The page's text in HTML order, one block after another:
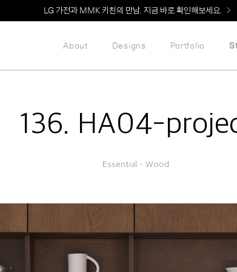
Welcome! 신규 회원가입 시 MMK Shop Coupon (총 60만원) 지
About Designs Portfolio
136. HA04-
Essential – Wood